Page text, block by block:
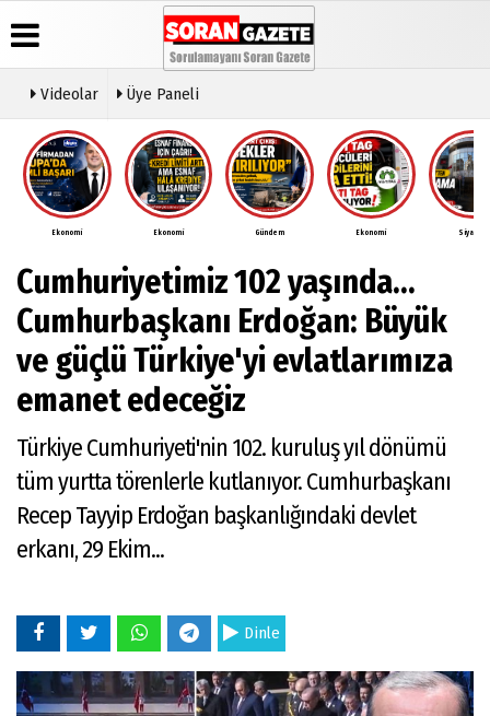
Üye Paneli
Haber
Arşivi
Haberleri
Anketler
Video
Galeri
Künye
İletişim
Çerez
Gizlilik
İlkeleri
Videolar Üye Paneli
Ekonomi Ekonomi Gündem Ekonomi Siyaset
Cumhuriyetimiz 102 yaşında...
Cumhurbaşkanı Erdoğan: Büyük
ve güçlü Türkiye'yi evlatlarımıza
emanet edeceğiz
Türkiye Cumhuriyeti'nin 102. kuruluş yıl dönümü
tüm yurtta törenlerle kutlanıyor. Cumhurbaşkanı
Recep Tayyip Erdoğan başkanlığındaki devlet
erkanı, 29 Ekim...
Dinle